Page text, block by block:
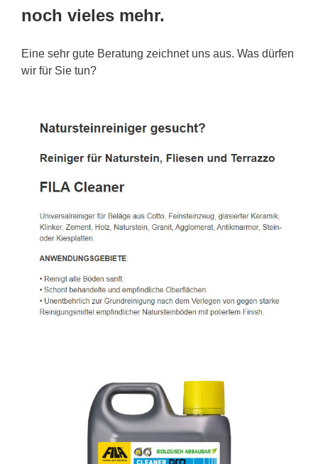
noch vieles mehr.
Eine sehr gute Beratung zeichnet uns aus. Was dürfen
wir für Sie tun?